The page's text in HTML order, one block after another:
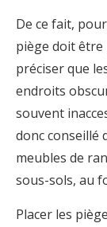
De ce fait,
piège doit être
préciser que
endroits
souvent
donc conseillé
meubles de
sous-sols, au
Placer les